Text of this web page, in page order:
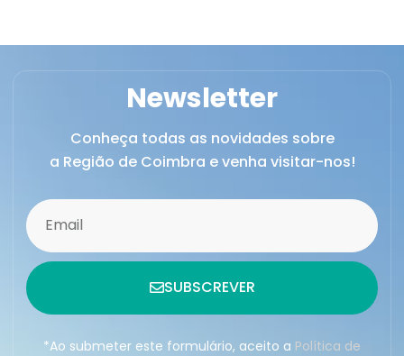
Newsletter
Conheça todas as novidades sobre
a Região de Coimbra e venha visitar-nos!
SUBSCREVER
*Ao submeter este formulário, aceito a Política de